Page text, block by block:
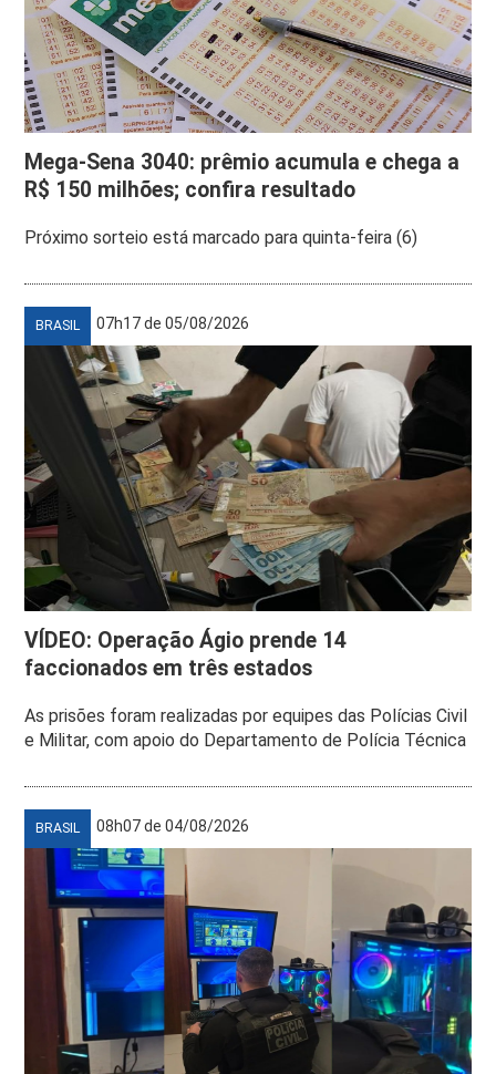
Mega-Sena 3040: prêmio acumula e chega a
R$ 150 milhões; confira resultado
Próximo sorteio está marcado para quinta-feira (6)
BRASIL 07h17 de 05/08/2026
VÍDEO: Operação Ágio prende 14
faccionados em três estados
As prisões foram realizadas por equipes das Polícias Civil
e Militar, com apoio do Departamento de Polícia Técnica
BRASIL 08h07 de 04/08/2026